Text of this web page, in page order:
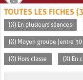
TOUTES LES FICHES
(X) En plusieurs séances
(X) Moyen groupe (entre
(X) Hors classe (X) En